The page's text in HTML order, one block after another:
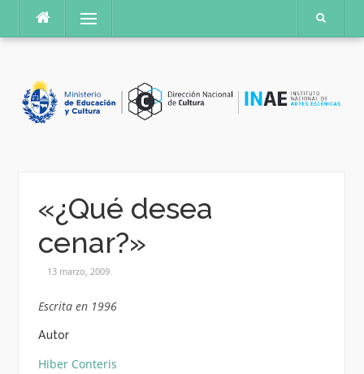
contenido
Menú
«¿Qué desea
cenar?»
13 marzo, 2009
Escrita en 1996
Autor
Hiber Conteris